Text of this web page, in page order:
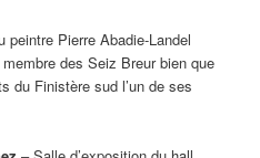
peintre Pierre Abadie-Landel
des Seiz Breur bien que
du Finistère sud l’un de ses